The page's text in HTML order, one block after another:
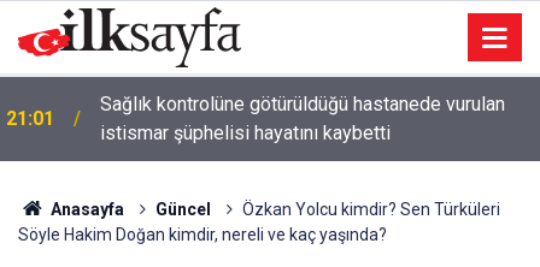
21:01
Sağlık kontrolüne götürüldüğü hastanede vurulan
istismar şüphelisi hayatını kaybetti
Anasayfa Güncel
Özkan Yolcu kimdir? Sen Türküleri
Söyle Hakim Doğan kimdir, nereli ve kaç yaşında?